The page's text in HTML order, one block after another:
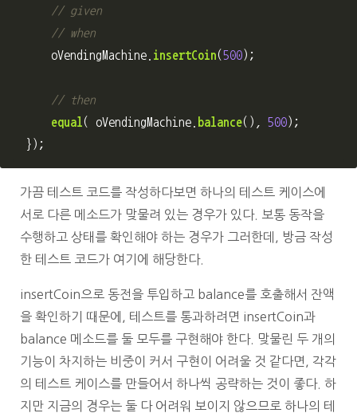
// given
// when
oVendingMachine insertCoin(500);
// then
equal ( oVendingMachine balance(), 500);
});
가끔 테스트 코드를 작성하다보면 하나의 테스트 케이스에
서로 다른 메소드가 맞물려 있는 경우가 있다. 보통 동작을
수행하고 상태를 확인해야 하는 경우가 그러한데, 방금 작성
한 테스트 코드가 여기에 해당한다.
insertCoin으로 동전을 투입하고 balance를 호출해서 잔액
을 확인하기 때문에, 테스트를 통과하려면 insertCoin과
balance 메소드를 둘 모두를 구현해야 한다. 맞물린 두 개의
기능이 차지하는 비중이 커서 구현이 어려울 것 같다면, 각각
의 테스트 케이스를 만들어서 하나씩 공략하는 것이 좋다. 하
지만 지금의 경우는 둘 다 어려워 보이지 않으므로 하나의 테